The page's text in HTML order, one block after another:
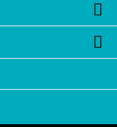

